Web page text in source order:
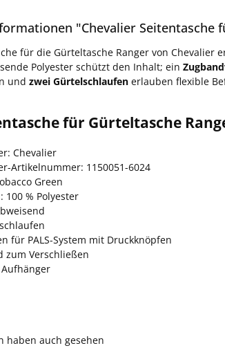
"Chevalier Seitentasche
für die Gürteltasche Ranger von Chevalier
Polyester schützt den Inhalt; ein
und zwei Gürtelschlaufen erlauben flexible
für Gürteltasche
Chevalier
Artikelnummer: 1150051-6024
Green
100 % Polyester
für PALS-System mit Druckknöpfen
zum Verschließen
haben auch gesehen